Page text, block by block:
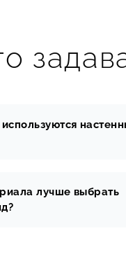
лучше выбрать